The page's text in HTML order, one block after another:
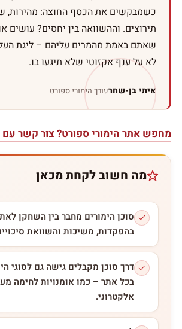
כשמבקשים את הכסף החוצה: מהירות,
תירוצים. וההשוואה בין יחסים? עושים
שאתם באמת מהמרים עליהם – ליגת
לא על ענף אקזוטי שלא תיגעו בו.
איתיבן-שחרעורך הימורי ספורט
מחפש אתר הימורי ספורט? צור קשר עם
מה חשוב לקחת מכאן
סוכן הימורים מחבר בין השחקן
בהפקדות, משיכות והשוואת
דרך סוכן מקבלים גישה גם לסוגי
בכל אתר – כמו אומנויות לחימה
אלקטרוני.